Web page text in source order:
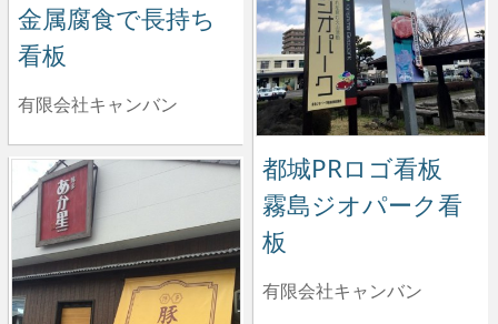
金属腐食で長持ち
看板
有限会社キャンバン
都城PRロゴ看板
霧島ジオパーク看
板
有限会社キャンバン